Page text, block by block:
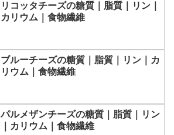
リコッタチーズの糖質｜脂質｜リン｜
カリウム｜食物繊維
ブルーチーズの糖質｜脂質｜リン｜カ
リウム｜食物繊維
パルメザンチーズの糖質｜脂質｜リン
｜カリウム｜食物繊維